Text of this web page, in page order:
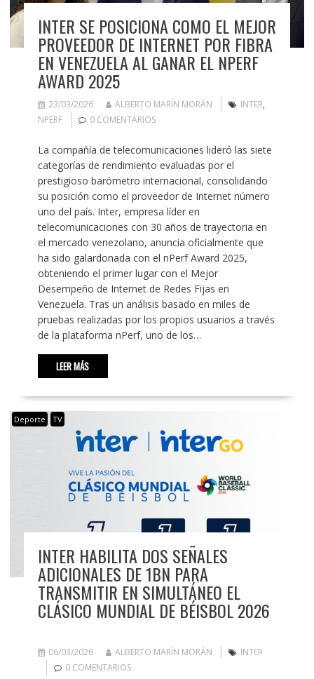
INTER SE POSICIONA COMO EL MEJOR
PROVEEDOR DE INTERNET POR FIBRA
EN VENEZUELA AL GANAR EL NPERF
AWARD 2025
23/03/2026 ALBERTO MARÍN MORÁN INTER,
NPERF
0 COMENTARIOS
La compañía de telecomunicaciones lideró las siete
categorías de rendimiento evaluadas por el
prestigioso barómetro internacional, consolidando
su posición como el proveedor de Internet número
uno del país. Inter, empresa líder en
telecomunicaciones con 30 años de trayectoria en
el mercado venezolano, anuncia oficialmente que
ha sido galardonada con el nPerf Award 2025,
obteniendo el primer lugar con el Mejor
Desempeño de Internet de Redes Fijas en
Venezuela. Tras un análisis basado en miles de
pruebas realizadas por los propios usuarios a través
de la plataforma nPerf, uno de los…
LEER MÁS
Deporte TV
INTER HABILITA DOS SEÑALES
ADICIONALES DE 1BN PARA
TRANSMITIR EN SIMULTÁNEO EL
CLÁSICO MUNDIAL DE BÉISBOL 2026
06/03/2026 ALBERTO MARÍN MORÁN
INTER
0 COMENTARIOS